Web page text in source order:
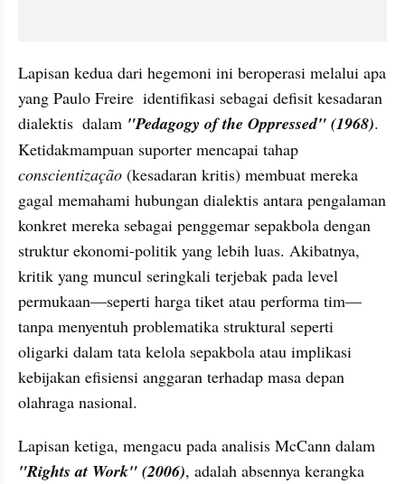
Lapisan kedua dari hegemoni ini beroperasi melalui apa
yang Paulo Freire  identifikasi sebagai defisit kesadaran
dialektis  dalam "Pedagogy of the Oppressed" (1968).
conscientização (kesadaran kritis) membuat mereka
gagal memahami hubungan dialektis antara pengalaman
konkret mereka sebagai penggemar sepakbola dengan
struktur ekonomi-politik yang lebih luas. Akibatnya,
kritik yang muncul seringkali terjebak pada level
permukaan—seperti harga tiket atau performa tim—
tanpa menyentuh problematika struktural seperti
oligarki dalam tata kelola sepakbola atau implikasi
kebijakan efisiensi anggaran terhadap masa depan
olahraga nasional.
"Rights at Work" (2006), adalah absennya kerangka